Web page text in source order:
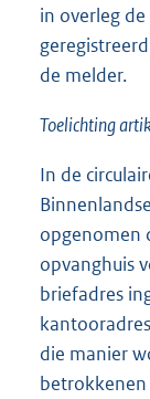
in overleg
de melder.
Toelichting
In de
opgenomen
opvanghuis
briefadres
die manier
betrokkenen